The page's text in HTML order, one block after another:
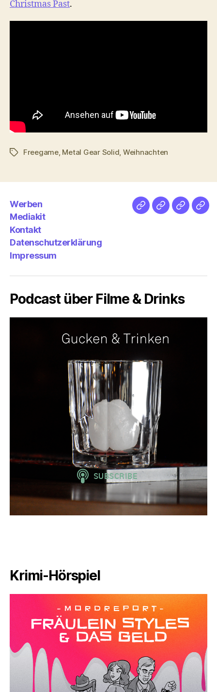
Christmas Past.
Schlagwörter
Freegame, Metal Gear Solid, Weihnachten
Werben
Mediakit
Kontakt
Datenschutzerklärung
Impressum
NetzMedien
Podcast über Filme & Drinks
Krimi-Hörspiel